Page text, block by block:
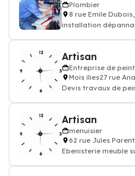
Plombier
8 rue Emile
installation
Artisan
Entreprise de
Mois ilies27 rue
Devis travaux de
Artisan
menuisier
62 rue Jules
Ebenisterie meuble